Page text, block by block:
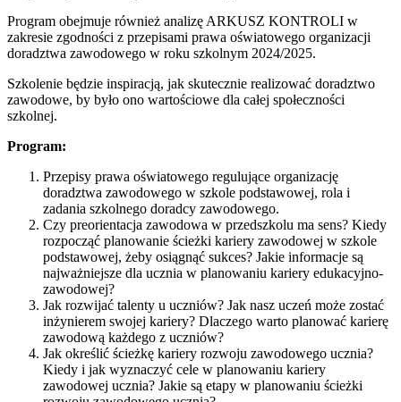
Program obejmuje również analizę ARKUSZ KONTROLI w
zakresie zgodności z przepisami prawa oświatowego organizacji
doradztwa zawodowego w roku szkolnym 2024/2025.
Szkolenie będzie inspiracją, jak skutecznie realizować doradztwo
zawodowe, by było ono wartościowe dla całej społeczności
szkolnej.
Program:
Przepisy prawa oświatowego regulujące organizację
doradztwa zawodowego w szkole podstawowej, rola i
zadania szkolnego doradcy zawodowego.
Czy preorientacja zawodowa w przedszkolu ma sens? Kiedy
rozpocząć planowanie ścieżki kariery zawodowej w szkole
podstawowej, żeby osiągnąć sukces? Jakie informacje są
najważniejsze dla ucznia w planowaniu kariery edukacyjno-
zawodowej?
Jak rozwijać talenty u uczniów? Jak nasz uczeń może zostać
inżynierem swojej kariery? Dlaczego warto planować karierę
zawodową każdego z uczniów?
Jak określić ścieżkę kariery rozwoju zawodowego ucznia?
Kiedy i jak wyznaczyć cele w planowaniu kariery
zawodowej ucznia? Jakie są etapy w planowaniu ścieżki